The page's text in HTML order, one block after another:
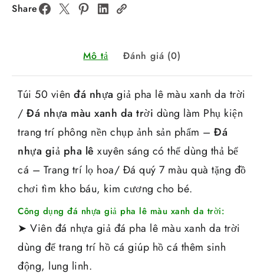
da
Share
Mô tả Đánh giá (0)
Túi 50 viên đá nhựa giả pha lê màu xanh da trời
/ Đá nhựa màu xanh da trời dùng làm Phụ kiện
trang trí phông nền chụp ảnh sản phẩm – Đá
nhựa giả pha lê xuyên sáng có thể dùng thả bể
cá – Trang trí lọ hoa/ Đá quý 7 màu quà tặng đồ
chơi tìm kho báu, kim cương cho bé.
Công dụng đá nhựa giả pha lê màu xanh da trời:
➤ Viên đá nhựa giả đá pha lê màu xanh da trời
dùng để trang trí hồ cá giúp hồ cá thêm sinh
động, lung linh.